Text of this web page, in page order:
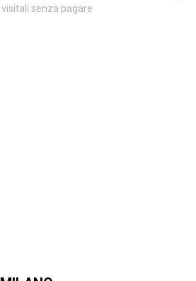
visitali senza pagare